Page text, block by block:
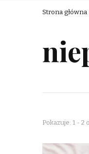
Strona główna
Pokazuje: 1 - 2